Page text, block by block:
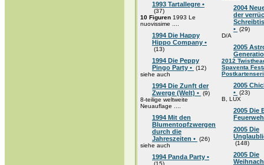
1993 Tartallegre •
(37)
10 Figuren 1993 Le
nuovissime ....
1994 Die Happy
Hippo Company •
(13)
1994 Die Peppy
Pingo Party • (12)
siehe auch
1994 Die Zunft der
Zwerge (Welt) • (9)
8-teilige weltweite
Neuauflage ....
1994 Mit den
Blumentopfzwergen
durch die
Jahreszeiten • (26)
siehe auch
1994 Panda Party •
(15)
2004
der
• (29)
D/A
2005
2012
Spaventa
2005
• (23)
B, LUX
2005 Die
2005 Die
(148)
2005 Die